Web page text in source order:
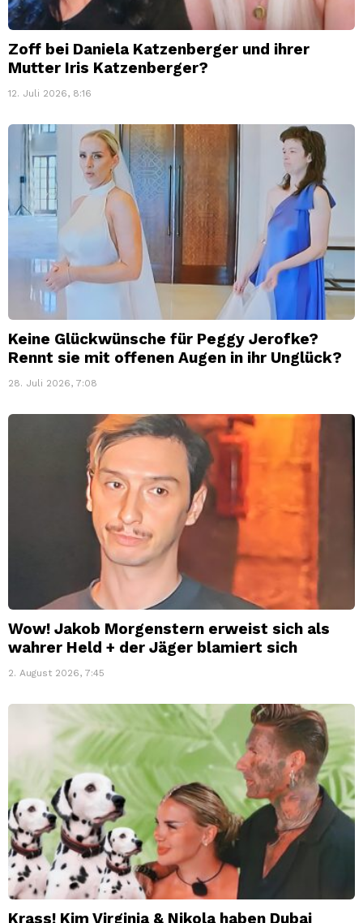
Zoff bei Daniela Katzenberger und ihrer
Mutter Iris Katzenberger?
12. Juli 2026, 8:16
Keine Glückwünsche für Peggy Jerofke?
Rennt sie mit offenen Augen in ihr Unglück?
28. Juli 2026, 7:08
Wow! Jakob Morgenstern erweist sich als
wahrer Held + der Jäger blamiert sich
2. August 2026, 7:45
Krass! Kim Virginia & Nikola haben Dubai